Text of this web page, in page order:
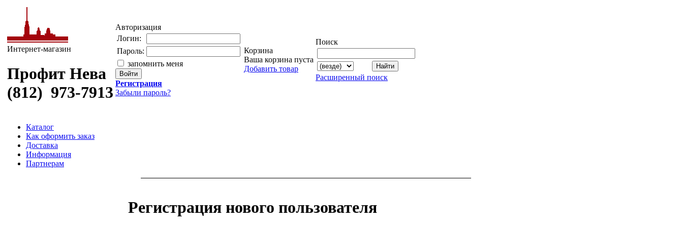
Интернет-магазин
Профит Нева
(812) 973-7913
Авторизация
Логин:
Пароль:
запомнить меня
Регистрация
Забыли пароль?
Корзина
Ваша корзина пуста
Добавить товар
Поиск
Расширенный поиск
Каталог
Как оформить заказ
Доставка
Информация
Партнерам
Регистрация нового пользователя